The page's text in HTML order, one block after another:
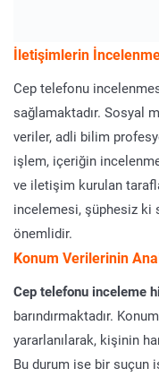
İletişimlerin
Cep telefonu
sağlamaktadır. Sosyal
veriler, adli bilim
işlem, içeriğin
ve iletişim kurulan
incelemesi, şüphesiz ki
önemlidir.
Konum Verilerinin
Cep telefonu inceleme
barındırmaktadır.
yararlanılarak, kişinin
Bu durum ise bir suçun